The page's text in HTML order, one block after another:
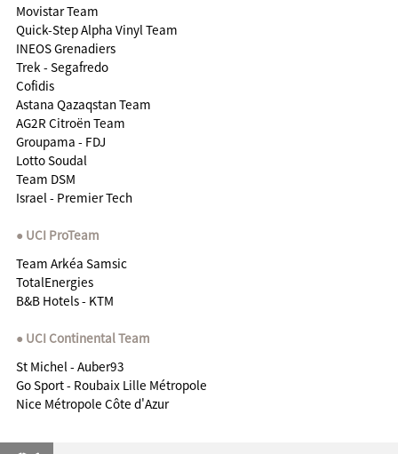
Movistar Team
Quick-Step Alpha Vinyl Team
INEOS Grenadiers
Trek - Segafredo
Cofidis
Astana Qazaqstan Team
AG2R Citroën Team
Groupama - FDJ
Lotto Soudal
Team DSM
Israel - Premier Tech
UCI ProTeam
Team Arkéa Samsic
TotalEnergies
B&B Hotels - KTM
UCI Continental Team
St Michel - Auber93
Go Sport - Roubaix Lille Métropole
Nice Métropole Côte d'Azur